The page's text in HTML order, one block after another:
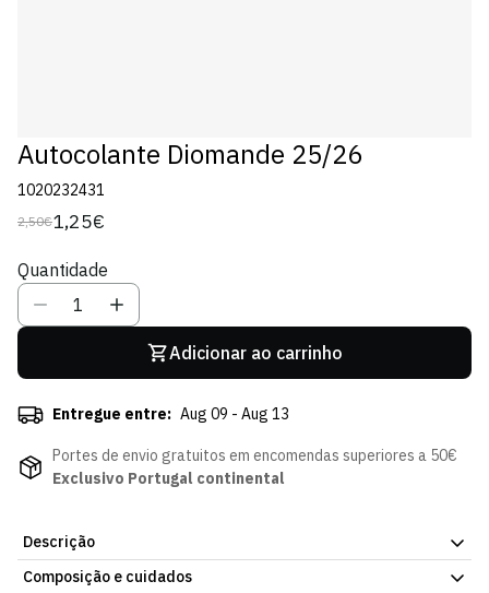
Autocolante Diomande 25/26
1020232431
Preço
2,50€
Preço
venda
1,25€
Quantidade
Adicionar ao carrinho
Entregue entre: Aug 09 - Aug 13
Portes de envio gratuitos em encomendas superiores a 50€
Exclusivo Portugal continental
Descrição
Autocolante Diomande 25/26, com o emblema do Sporting Clube
Composição e cuidados